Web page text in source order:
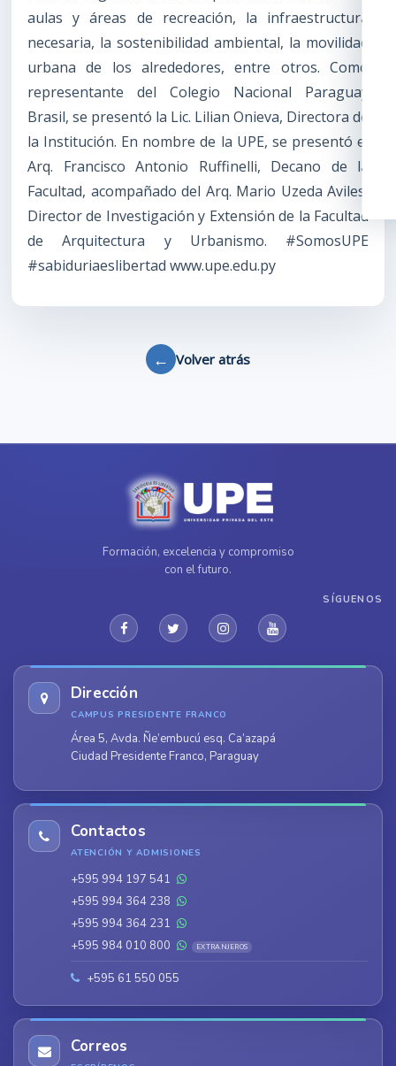
aulas y áreas de recreación, la infraestructura
necesaria, la sostenibilidad ambiental, la movilidad
urbana de los alrededores, entre otros. Como
representante del Colegio Nacional Paraguay
Brasil, se presentó la Lic. Lilian Onieva, Directora de
la Institución. En nombre de la UPE, se presentó el
Arq. Francisco Antonio Ruffinelli, Decano de la
Facultad, acompañado del Arq. Mario Uzeda Aviles,
Director de Investigación y Extensión de la Facultad
de Arquitectura y Urbanismo. #SomosUPE
#sabiduriaeslibertad www.upe.edu.py
← Volver atrás
Formación, excelencia y compromiso
con el futuro.
SÍGUENOS
Dirección
CAMPUS PRESIDENTE FRANCO
Área 5, Avda. Ñe’embucú esq. Ca’azapá
Ciudad Presidente Franco, Paraguay
Contactos
ATENCIÓN Y ADMISIONES
+595 994 197 541
+595 994 364 238
+595 994 364 231
+595 984 010 800
EXTRANJEROS
+595 61 550 055
Correos